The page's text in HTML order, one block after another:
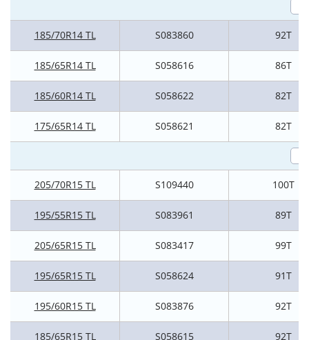
185/70R14 TL S083860 92T
185/65R14 TL S058616 86T
185/60R14 TL S058622 82T
175/65R14 TL S058621 82T
205/70R15 TL S109440 100T
195/55R15 TL S083961 89T
205/65R15 TL S083417 99T
195/65R15 TL S058624 91T
195/60R15 TL S083876 92T
185/65R15 TL S058615 92T